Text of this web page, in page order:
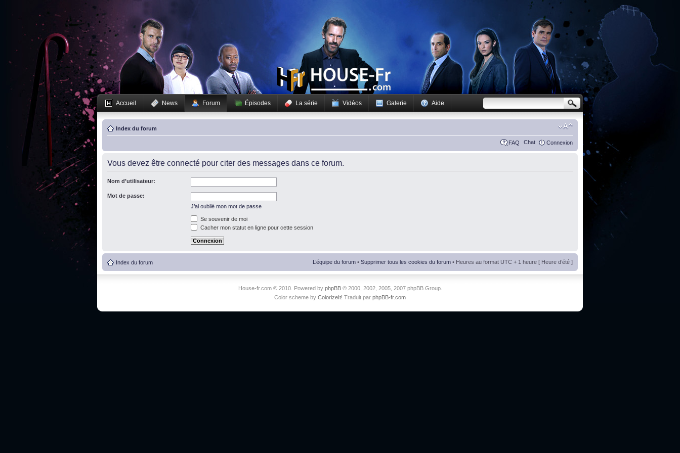
Accueil News Forum Épisodes La série Vidéos Galerie Aide
Index du forum
FAQ Chat Connexion
Vous devez être connecté pour citer des messages dans ce forum.
Nom d’utilisateur:
Mot de passe:
J’ai oublié mon mot de passe
Se souvenir de moi
Cacher mon statut en ligne pour cette session
Index du forum L’équipe du forum • Supprimer tous les cookies du forum • Heures au format UTC + 1 heure [ Heure d’été ]
House-fr.com © 2010. Powered by phpBB© 2000, 2002, 2005, 2007 phpBB Group.
Color scheme by ColorizeIt! Traduit par phpBB-fr.com